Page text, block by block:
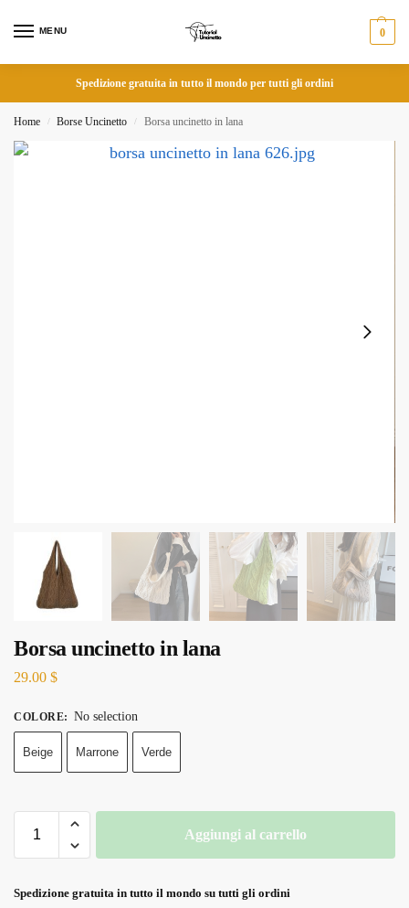
MENU 0
Spedizione gratuita in tutto il mondo per tutti gli ordini
Home / Borse Uncinetto / Borsa uncinetto in lana
Borsa uncinetto in lana
29.00 $
COLORE: No selection
Beige Marrone Verde
Aggiungi al carrello
Spedizione gratuita in tutto il mondo su tutti gli ordini